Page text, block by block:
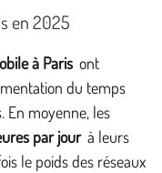
en 2025
à Paris ont
du temps
En moyenne, les
par jour à leurs
le poids des réseaux